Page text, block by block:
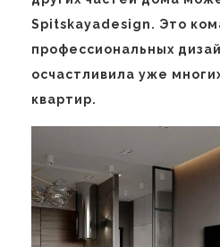
Spitskayadesign. Это
профессиональных
осчастливила уже
квартир.